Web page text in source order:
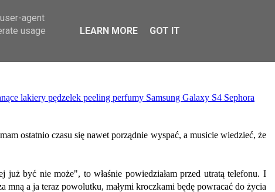
lakiery pędzelek peeling perfumy Samsung Galaxy S4 Sephora
ostatnio czasu się nawet porządnie wyspać, a musicie wiedzieć, że
być nie może", to właśnie powiedziałam przed utratą telefonu. I
mną a ja teraz powolutku, małymi kroczkami będę powracać do życia
agent
usage
LEARN MORE GOT IT